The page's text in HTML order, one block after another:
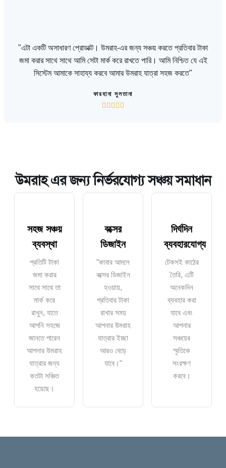
"এটা একটি অসাধারণ প্রোডাক্ট। উমরাহ-এর জন্য সঞ্চয় করতে প্রতিবার টাকা
জমা করার সাথে সাথে আমি সেটা মার্ক করে রাখতে পারি। আমি নিশ্চিত যে এই
সিস্টেম আমাকে সাহায্য করবে আমার উমরাহ যাত্রা সহজ করতে"
ফারহানা সুলতানা
    
উমরাহ এর জন্য নির্ভরযোগ্য সঞ্চয় সমাধান
সহজ সঞ্চয়
ব্যবস্থা
প্রতিটি টাকা
জমা করার
সাথে সাথে তা
মার্ক করে
রাখুন, যাতে
আপনি সহজে
জানতে পারেন
আপনার উমরাহ
যাত্রার জন্য
কতটা সঞ্চিত
হয়েছে।
বক্সের
ডিজাইন
"কাবার আদলে
বক্সের ডিজাইন
হওয়ায়,
প্রতিবার টাকা
রাখার সময়
আপনার উমরাহ
যাত্রার ইচ্ছা
আরও বেড়ে
যাবে।"
দির্ঘদিন
ব্যবহারযোগ্য
টেকসই কাঠের
তৈরি, এটি
অনেকদিন
ব্যবহার করা
যাবে এবং
আপনার
সঞ্চয়ের
স্মৃতিকে
সংরক্ষণ
করবে।